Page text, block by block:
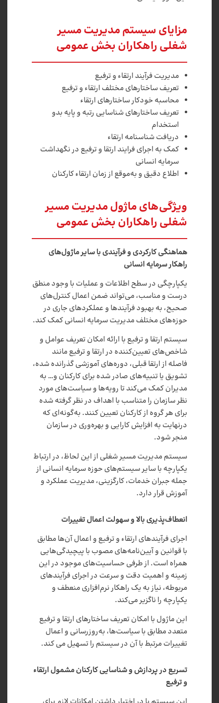
مزایای سیستم مدیریت مسیر
شغلی راهکاران بخش عمومی
مدیریت فرآیند ارتقاء و ترفیع
تعریف ساختارهای مختلف ارتقاء و ترفیع
محاسبه خودکار ساختارهای ارتقاء
تعریف ساختارهای شناسایی رتبه و پایه بدو
استخدام
دریافت شناسنامه ارتقاء
کمک به اجرای فرایند ارتقا و ترفیع در نگهداشت
سرمایه انسانی
اطلاع دقیق و به‌موقع از زمان ارتقاء کارکنان
ویژگی‌های ماژول مدیریت مسیر
شغلی راهکاران بخش عمومی
هماهنگی کارکردی و فرآیندی با سایر ماژول‌های
راهکار سرمایه انسانی
یکپارچگی در سطح اطلاعات و عملیات با وجود منطق
درست و مناسب، می‌تواند ضمن اعمال کنترل‌های
صحیح، به بهبود فرآیندها و عملکردهای جاری در
حوزه‌های مختلف مدیریت سرمایه انسانی کمک کند.
سیستم ارتقا و ترفیع با ارائه امکان تعریف عوامل و
شاخص‌های تعیین‌کننده در ارتقا و ترفیع مانند
فاصله از ارتقا قبلی، دوره‌های آموزشی گذرانده شده،
تشویق یا تنبیه‌های صادر شده برای کارکنان و… به
مدیران کمک می‌کند تا رویه‌ها و سیاست‌های مورد
نظر سازمان را متناسب با اهداف در نظر گرفته شده
برای هر گروه از کارکنان تعیین کنند. به‌گونه‌ای که
درنهایت به افزایش کارایی و بهره‌وری در سازمان
منجر شود.
سیستم مدیریت مسیر شغلی از این لحاظ، در ارتباط
یکپارچه با سایر سیستم‌های حوزه‌ سرمایه انسانی از
جمله جبران خدمات، کارگزینی، مدیریت عملکرد و
آموزش قرار دارد.
انعطاف‌پذیری بالا و سهولت اعمال تغییرات
اجرای فرآیندهای ارتقاء و ترفیع و اعمال آن‌ها مطابق
با قوانین و آیین‌نامه‌های مصوب با پیچیدگی‌هایی
همراه است. از طرفی حساسیت‌های موجود در این‌
زمینه و اهمیت دقت و سرعت در اجرای فرآیندهای
مربوطه، نیاز به یک راهکار نرم‌افزاری منعطف و
یکپارچه را ناگزیر می‌کند.
این ماژول با امکان تعریف ساختارهای ارتقا و ترفیع
متعدد مطابق با سیاست‌ها، به‌روزرسانی و اعمال
تغییرات مرتبط با آن در سیستم را تسهیل می کند.
تسریع در پردازش و شناسایی کارکنان مشمول ارتقاء
و ترفیع